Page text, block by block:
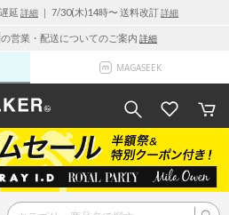
延 詳細 ｜ 7/30(木)14時〜 送料改訂詳細
の営業・配送についてのご案内 詳細
MAGASEEK